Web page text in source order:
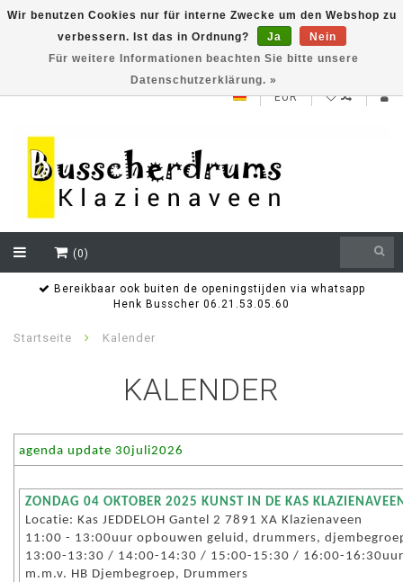
NEW ROLAND V71 series testklaar
EUR
(0)
Bereikbaar ook buiten de openingstijden via whatsapp
Henk Busscher 06.21.53.05.60
Startseite Kalender
KALENDER
agenda update 30juli2026
ZONDAG 04 OKTOBER 2025 KUNST IN DE KAS
Locatie: Kas JEDDELOH Gantel 2 7891 XA Klazienaveen
11:00 - 13:00uur opbouwen geluid, drummers,
13:00-13:30 / 14:00-14:30 / 15:00-15:30 / 16:00-16:30uur
m.m.v. HB Djembegroep, Drummers
Wir benutzen Cookies nur für interne Zwecke um den Webshop zu
verbessern. Ist das in Ordnung?
Ja
Nein
Für weitere Informationen beachten Sie bitte unsere
Datenschutzerklärung. »